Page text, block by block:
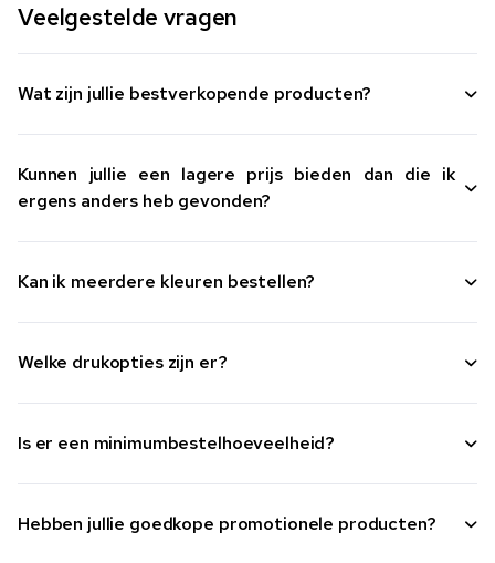
Veelgestelde vragen
Wat zijn jullie bestverkopende producten?
Kunnen jullie een lagere prijs bieden dan die ik
ergens anders heb gevonden?
Kan ik meerdere kleuren bestellen?
Welke drukopties zijn er?
Is er een minimumbestelhoeveelheid?
Hebben jullie goedkope promotionele producten?